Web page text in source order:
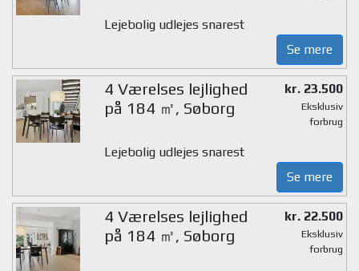
Lejebolig udlejes snarest
Se mere
4 Værelses lejlighed
på 184 ㎡, Søborg
kr. 23.500
Eksklusiv
forbrug
Lejebolig udlejes snarest
Se mere
4 Værelses lejlighed
på 184 ㎡, Søborg
kr. 22.500
Eksklusiv
forbrug